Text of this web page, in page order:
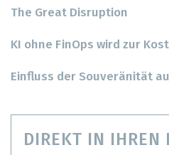
The Great Disruption
KI ohne FinOps wird zur
Einfluss der Souveränität
DIREKT IN IHREN